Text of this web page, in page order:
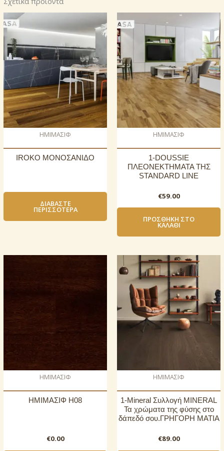
ΗΜΙΜΑΣΙΦ
IROKO ΜΟΝΟΣΑΝΙΔΟ
ΔΙΑΒΆΣΤΕ
ΠΕΡΙΣΣΌΤΕΡΑ
ΗΜΙΜΑΣΙΦ
1-DOUSSIE
ΠΛΕΟΝΕΚΤΗΜΑΤΑ ΤΗΣ
STANDARD LINE
€59.00
ΠΡΟΣΘΉΚΗ ΣΤΟ
ΚΑΛΆΘΙ
ΗΜΙΜΑΣΙΦ
ΗΜΙΜΑΣΙΦ Η08
€0.00
ΗΜΙΜΑΣΙΦ
1-Mineral Συλλογή MINERAL
Τα χρώματα της φύσης στο
δάπεδό σου.ΓΡΗΓΟΡΗ ΜΑΤΙΑ
€89.00